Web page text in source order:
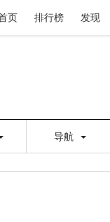
页 排行榜 发现
导航